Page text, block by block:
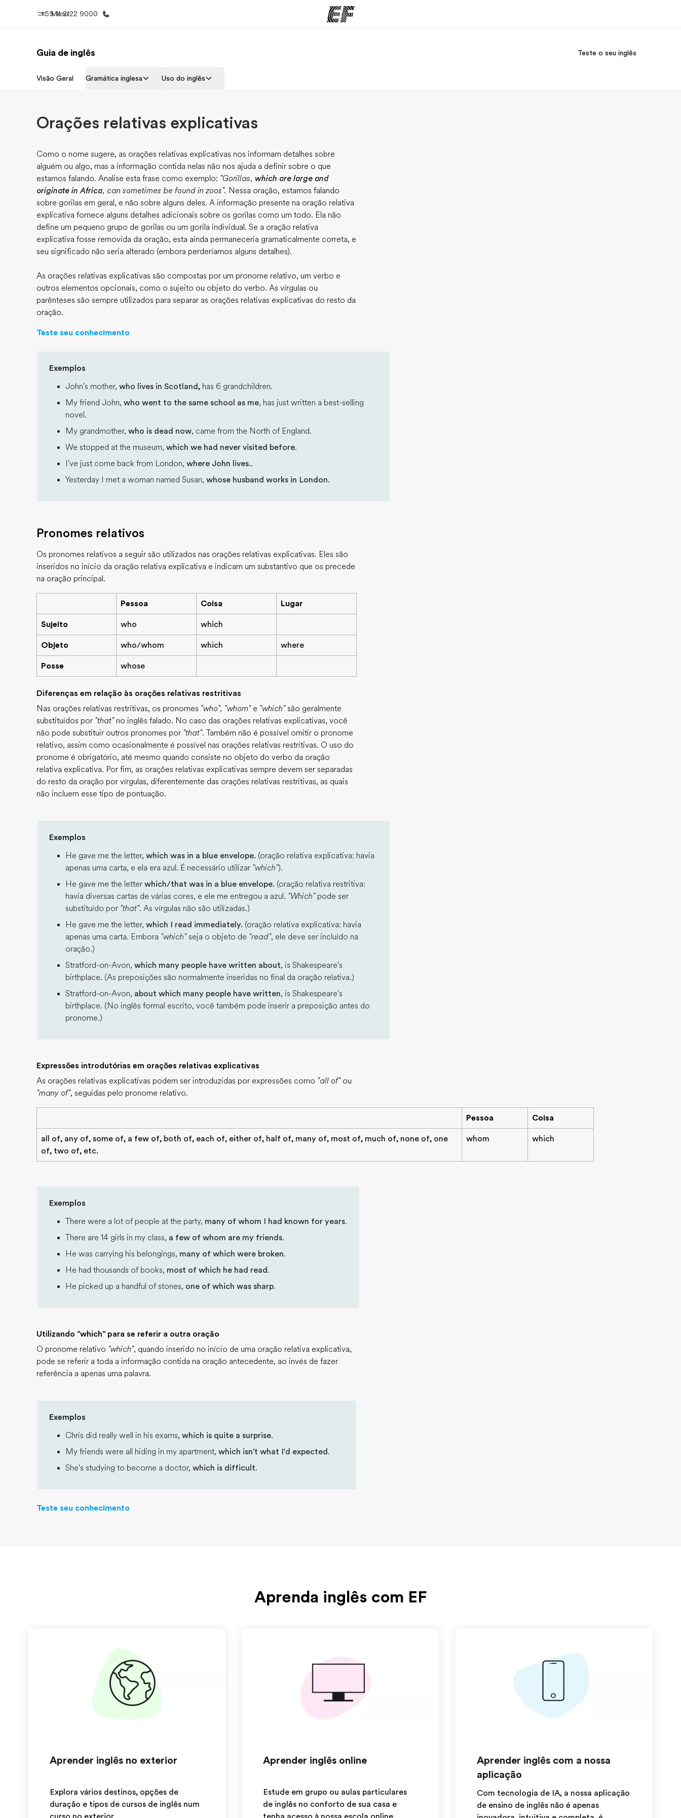
Menu
+55 11 2122 9000
Início Programas
Guia de inglês Teste o seu inglês
Visão Geral Gramática inglesa Uso do inglês
Orações relativas explicativas
Como o nome sugere, as orações relativas explicativas nos informam detalhes sobre
alguém ou algo, mas a informação contida nelas não nos ajuda a definir sobre o que
estamos falando. Analise esta frase como exemplo: "Gorillas, which are large and
originate in Africa, can sometimes be found in zoos". Nessa oração, estamos falando
sobre gorilas em geral, e não sobre alguns deles. A informação presente na oração relativa
explicativa fornece alguns detalhes adicionais sobre os gorilas como um todo. Ela não
define um pequeno grupo de gorilas ou um gorila individual. Se a oração relativa
explicativa fosse removida da oração, esta ainda permaneceria gramaticalmente correta, e
seu significado não seria alterado (embora perderíamos alguns detalhes).
As orações relativas explicativas são compostas por um pronome relativo, um verbo e
outros elementos opcionais, como o sujeito ou objeto do verbo. As vírgulas ou
parênteses são sempre utilizados para separar as orações relativas explicativas do resto da
oração.
Teste seu conhecimento
Exemplos
John's mother, who lives in Scotland, has 6 grandchildren.
My friend John, who went to the same school as me, has just written a best-selling
novel.
My grandmother, who is dead now, came from the North of England.
We stopped at the museum, which we had never visited before.
I've just come back from London, where John lives..
Yesterday I met a woman named Susan, whose husband works in London.
Pronomes relativos
Os pronomes relativos a seguir são utilizados nas orações relativas explicativas. Eles são
inseridos no início da oração relativa explicativa e indicam um substantivo que os precede
na oração principal.
Pessoa Coisa Lugar
Sujeito who which
Objeto who/whom which where
Posse whose
Diferenças em relação às orações relativas restritivas
Nas orações relativas restritivas, os pronomes "who", "whom"e "which"são geralmente
substituídos por "that"no inglês falado. No caso das orações relativas explicativas, você
não pode substituir outros pronomes por "that". Também não é possível omitir o pronome
relativo, assim como ocasionalmente é possível nas orações relativas restritivas. O uso do
pronome é obrigatório, até mesmo quando consiste no objeto do verbo da oração
relativa explicativa. Por fim, as orações relativas explicativas sempre devem ser separadas
do resto da oração por vírgulas, diferentemente das orações relativas restritivas, as quais
não incluem esse tipo de pontuação.
Exemplos
He gave me the letter, which was in a blue envelope. (oração relativa explicativa: havia
apenas uma carta, e ela era azul. É necessário utilizar "which").
He gave me the letter which/that was in a blue envelope. (oração relativa restritiva:
havia diversas cartas de várias cores, e ele me entregou a azul. "Which"pode ser
substituído por "that". As vírgulas não são utilizadas.)
He gave me the letter, which I read immediately. (oração relativa explicativa: havia
apenas uma carta. Embora "which"seja o objeto de "read", ele deve ser incluído na
oração.)
Stratford-on-Avon, which many people have written about, is Shakespeare's
birthplace. (As preposições são normalmente inseridas no final da oração relativa.)
Stratford-on-Avon, about which many people have written, is Shakespeare's
birthplace. (No inglês formal escrito, você também pode inserir a preposição antes do
pronome.)
Expressões introdutórias em orações relativas explicativas
As orações relativas explicativas podem ser introduzidas por expressões como "all of"ou
"many of", seguidas pelo pronome relativo.
Pessoa Coisa
all of, any of, some of, a few of, both of, each of, either of, half of, many of, most of, much of, none of, one
of, two of, etc.
whom which
Exemplos
There were a lot of people at the party, many of whom I had known for years.
There are 14 girls in my class, a few of whom are my friends.
He was carrying his belongings, many of which were broken.
He had thousands of books, most of which he had read .
He picked up a handful of stones, one of which was sharp.
Utilizando "which" para se referir a outra oração
O pronome relativo "which", quando inserido no início de uma oração relativa explicativa,
pode se referir a toda a informação contida na oração antecedente, ao invés de fazer
referência a apenas uma palavra.
Exemplos
Chris did really well in his exams, which is quite a surprise.
My friends were all hiding in my apartment, which isn't what I'd expected .
She's studying to become a doctor, which is difficult.
Teste seu conhecimento
Aprenda inglês com EF
Aprender inglês no exterior
Explora vários destinos, opções de
duração e tipos de cursos de inglês num
Aprender inglês online
Estude em grupo ou aulas particulares
de inglês no conforto de sua casa e
Aprender inglês com a nossa
aplicação
Com tecnologia de IA, a nossa aplicação
de ensino de inglês não é apenas